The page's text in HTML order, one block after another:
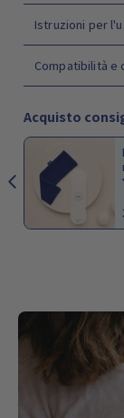
Istruzioni per
Compatibilità e
Acquisto